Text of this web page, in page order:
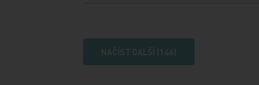
NAČÍST DALŠÍ (146)